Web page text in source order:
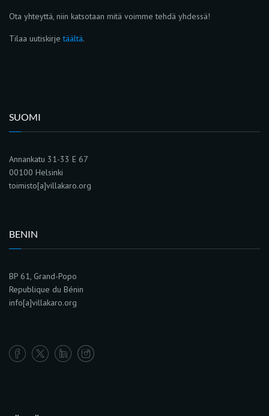
Ota yhteyttä, niin katsotaan mitä voimme tehdä yhdessä!
Tilaa uutiskirjetäältä.
SUOMI
Annankatu 31-33 E 67
00100 Helsinki
toimisto[a]villakaro.org
BENIN
BP 61, Grand-Popo
Republique du Bénin
info[a]villakaro.org